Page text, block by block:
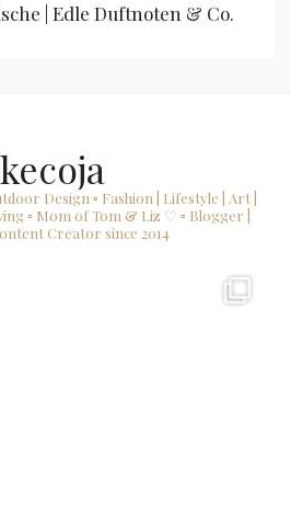
| Edle Duftnoten & Co.
Design ▫ Fashion | Lifestyle | Art |
▫ Mom of Tom & Liz ♡ ▫ Blogger |
Creator since 2014